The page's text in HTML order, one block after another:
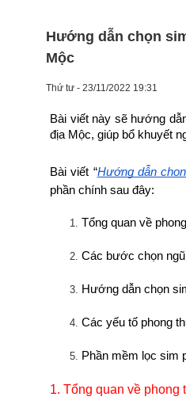
Hướng dẫn chọn
Mộc
Thứ tư - 23/11/2022 19:31
Bài viết này sẽ hướng
địa Mộc, giúp bổ khuyết
Bài viết “Hướng dẫn
phần chính sau đây:
Tổng quan về
Các bước chọn
Hướng dẫn chọn
Các yếu tố phong
Phần mềm lọc sim
1. Tổng quan về phong